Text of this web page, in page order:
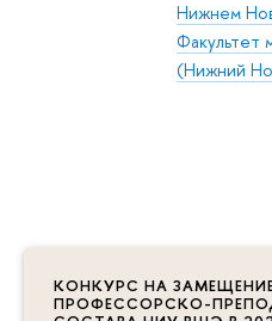
КОНКУРС НА
ПРОФЕССОРСКО-
Нижнем
Факультет
(Нижний